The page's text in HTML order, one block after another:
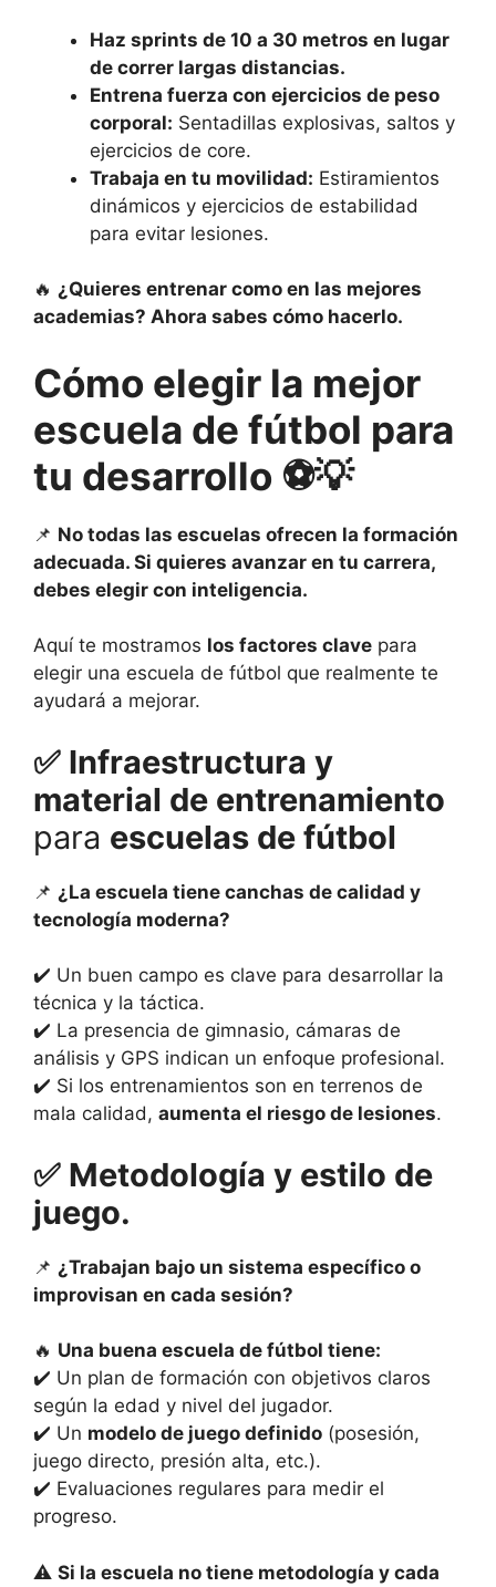
Haz sprints de 10 a 30 metros en lugar
de correr largas distancias.
Entrena fuerza con ejercicios de peso
corporal: Sentadillas explosivas, saltos y
ejercicios de core.
Trabaja en tu movilidad: Estiramientos
dinámicos y ejercicios de estabilidad
para evitar lesiones.
🔥 ¿Quieres entrenar como en las mejores
academias? Ahora sabes cómo hacerlo.
Cómo elegir la mejor
escuela de fútbol para
tu desarrollo ⚽💡
📌 No todas las escuelas ofrecen la formación
adecuada. Si quieres avanzar en tu carrera,
debes elegir con inteligencia.
Aquí te mostramos los factores clave para
elegir una escuela de fútbol que realmente te
ayudará a mejorar.
✅ Infraestructura y
material de entrenamiento
para escuelas de fútbol
📌 ¿La escuela tiene canchas de calidad y
tecnología moderna?
✔️ Un buen campo es clave para desarrollar la
técnica y la táctica.
✔️ La presencia de gimnasio, cámaras de
análisis y GPS indican un enfoque profesional.
✔️ Si los entrenamientos son en terrenos de
mala calidad, aumenta el riesgo de lesiones.
✅ Metodología y estilo de
juego.
📌 ¿Trabajan bajo un sistema específico o
improvisan en cada sesión?
🔥 Una buena escuela de fútbol tiene:
✔️ Un plan de formación con objetivos claros
según la edad y nivel del jugador.
✔️ Un modelo de juego definido (posesión,
juego directo, presión alta, etc.).
✔️ Evaluaciones regulares para medir el
progreso.
⚠️ Si la escuela no tiene metodología y cada